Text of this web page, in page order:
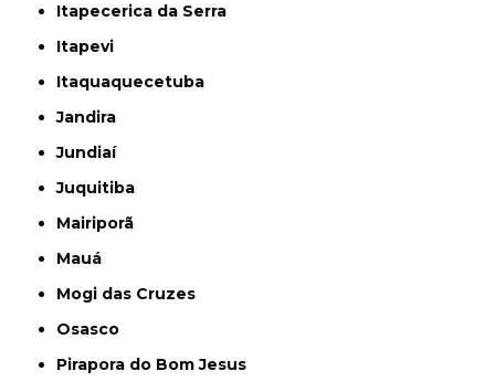
Itapecerica da Serra
Itapevi
Itaquaquecetuba
Jandira
Jundiaí
Juquitiba
Mairiporã
Mauá
Mogi das Cruzes
Osasco
Pirapora do Bom Jesus